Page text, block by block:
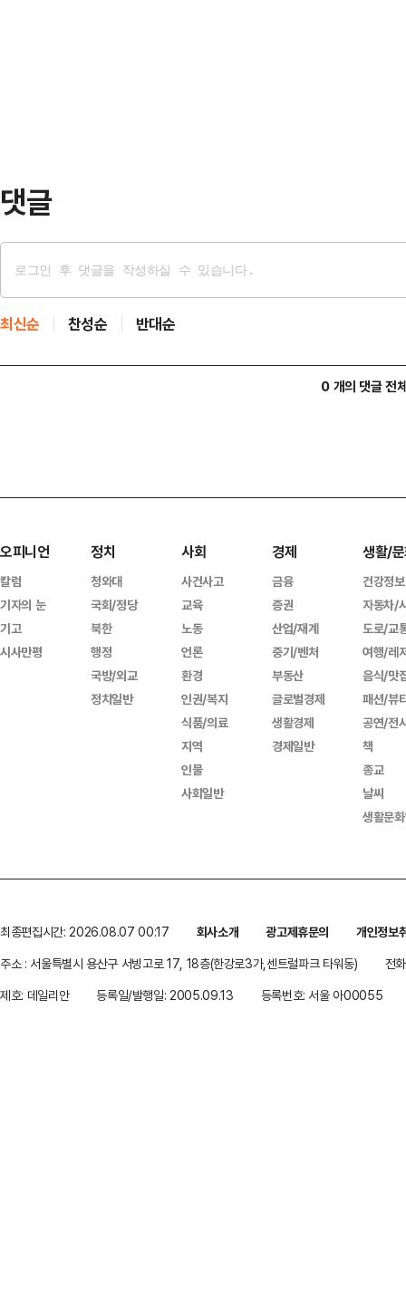
댓글
최신순 찬성순 반대순
0 개의 댓글 전
오피니언
칼럼
기자의 눈
기고
시사만평
정치
청와대
국회/정당
북한
행정
국방/외교
정치일반
사회
사건사고
교육
노동
언론
환경
인권/복지
식품/의료
지역
인물
사회일반
경제
금융
증권
산업/재계
중기/벤처
부동산
글로벌경제
생활경제
경제일반
생활/
건강정보
자동차/
도로/교
여행/레
음식/맛
패션/뷰
공연/전
책
종교
날씨
생활문
최종편집시간: 2026.08.07 00:17 회사소개 광고제휴문의
개인정보
주소 : 서울특별시 용산구 서빙고로 17, 18층(한강로3가,센트럴파크 타워동)
전
제호: 데일리안
등록일/발행일: 2005.09.13 등록번호: 서울 아00055